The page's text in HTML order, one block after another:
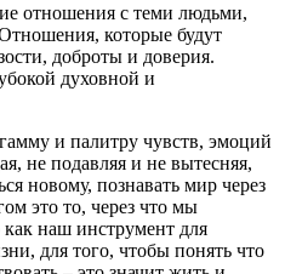
отношения с теми людьми,
которые будут
доброты и доверия.
духовной и
и палитру чувств, эмоций
не подавляя и не вытесняя,
новому, познавать мир через
это то, через что мы
как наш инструмент для
для того, чтобы понять что